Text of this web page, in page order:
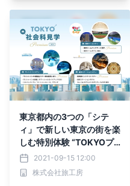
東京都内の3つの「シテ
ィ」で新しい東京の街を楽
しむ特別体験 “TOKYOプ
レミアム社会科見学2021”
第2弾の販売決定 「サンシ
ャインシティ＋東京ステー
2021-09-15 12:00
株式会社旅工房